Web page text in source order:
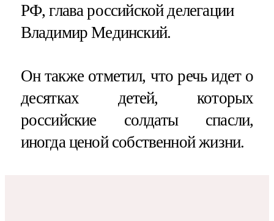
РФ, глава российской делегации
Владимир Мединский.
Он также отметил, что речь идет о
десятках детей, которых
российские солдаты спасли,
иногда ценой собственной жизни.